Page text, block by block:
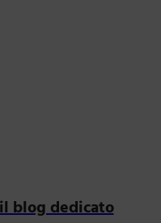
blog dedicato